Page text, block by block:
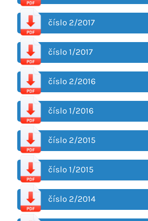
číslo 2/2017
číslo 1/2017
číslo 2/2016
číslo 1/2016
číslo 2/2015
číslo 1/2015
číslo 2/2014